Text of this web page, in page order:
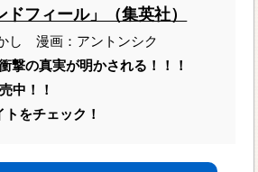
ドフィール」（集英社）
し 漫画：アントンシク
撃の真実が明かされる！！！
中！！
をチェック！